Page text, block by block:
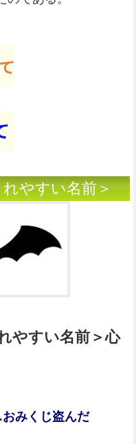
やすい名前＞
やすい名前＞心
みくじ盗んだ